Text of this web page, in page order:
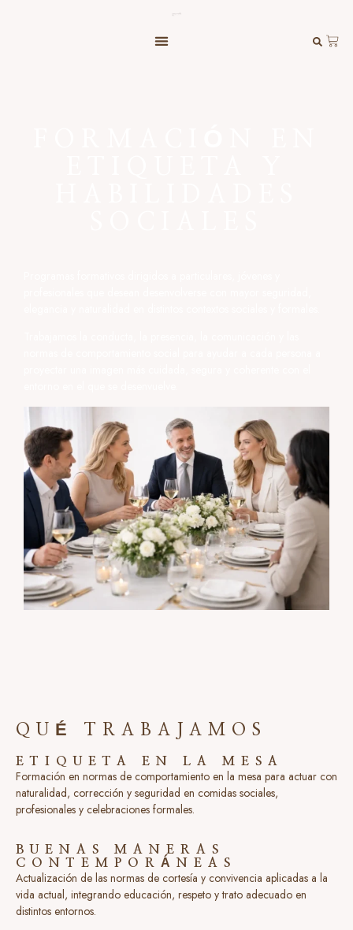
QUÉ TRABAJAMOS
ETIQUETA EN LA MESA
Formación en normas de comportamiento en la mesa para actuar con
naturalidad, corrección y seguridad en comidas sociales,
profesionales y celebraciones formales.
BUENAS MANERAS
CONTEMPORÁNEAS
Actualización de las normas de cortesía y convivencia aplicadas a la
vida actual, integrando educación, respeto y trato adecuado en
distintos entornos.